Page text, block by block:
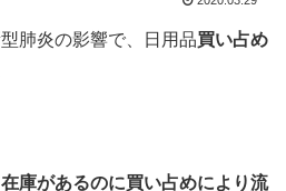
肺炎の影響で、日用品買い占め
在庫があるのに買い占めにより流